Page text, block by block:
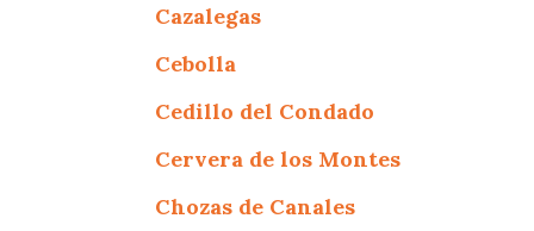
Cazalegas
Cebolla
Cedillo del Condado
Cervera de los Montes
Chozas de Canales